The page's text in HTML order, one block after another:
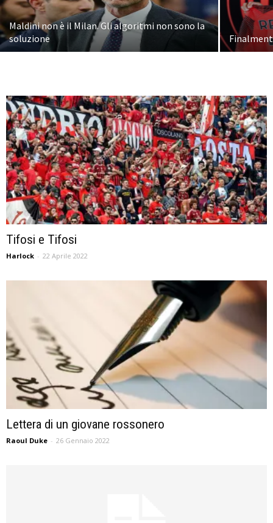
Maldini non è il Milan. Gli algoritmi non sono la
soluzione
Tifosi e Tifosi
Harlock - 22 Aprile 2022
Lettera di un giovane rossonero
Raoul Duke - 26 Gennaio 2022